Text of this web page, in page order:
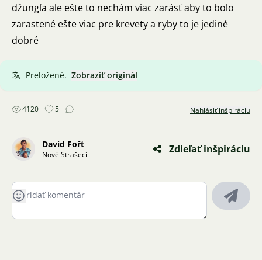
džungľa ale ešte to nechám viac zarásť aby to bolo
zarastené ešte viac pre krevety a ryby to je jediné
dobré
Preložené. Zobraziť originál
4120 5 Nahlásiť inšpiráciu
David Fořt
Nové Strašecí Zdieľať inšpiráciu